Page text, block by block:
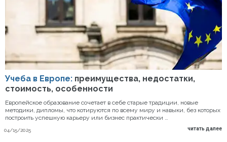
Учеба в Европе: преимущества, недостатки,
стоимость, особенности
04/15/2025
Европейское образование сочетает в себе старые традиции, новые
методики, дипломы, что котируются по всему миру и навыки, без которых
построить успешную карьеру или бизнес практически …
читать далее